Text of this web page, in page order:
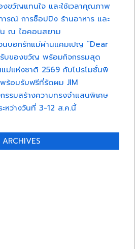
ขวัญแทนใจ และใช้เวลาคุณภาพ
รณ์ การช็อปปิง ร้านอาหาร และ
ณ ไอคอนสยาม
นบอกรักแม่ผ่านแคมเปญ “Dear
บของขวัญ พร้อมกิจกรรมสุด
ม่แห่งชาติ 2569 กับโปรโมชั่นพิ
ร้อมรับฟรีที่รัดผม JIM
รรมสร้างความทรงจำแสนพิเศษ
หว่างวันที่ 3-12 ส.ค.นี้
ARCHIVES